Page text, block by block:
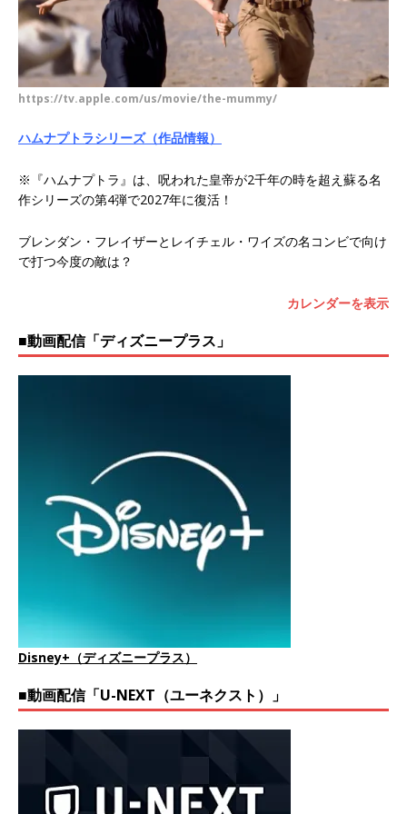
https://tv.apple.com/us/movie/the-mummy/
ハムナプトラシリーズ（作品情報）
※『ハムナプトラ』は、呪われた皇帝が2千年の時を超え蘇る名
作シリーズの第4弾で2027年に復活！
ブレンダン・フレイザーとレイチェル・ワイズの名コンビで向け
で打つ今度の敵は？
カレンダーを表示
■動画配信「ディズニープラス」
Disney+（ディズニープラス）
■動画配信「U-NEXT（ユーネクスト）」